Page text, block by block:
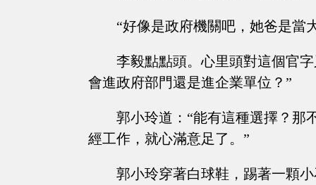
“好像是政府機關吧，她爸是當
李毅點點頭。心里頭對這個官
會進政府部門還是進企業單位？”
郭小玲道：“能有這種選擇？那
經工作，就心滿意足了。”
郭小玲穿著白球鞋，踢著一顆